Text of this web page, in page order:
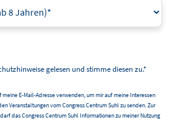
gelesen und stimme diesen zu.*
meine E-Mail-Adresse verwenden, um mir auf meine Interessen
Veranstaltungen vom Congress Centrum Suhl zu senden. Zur
das Congress Centrum Suhl Informationen zu meiner Nutzung